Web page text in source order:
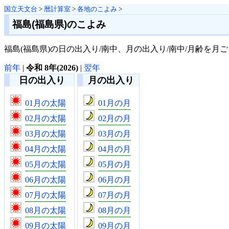
国立天文台 > 暦計算室 > 各地のこよみ >
福島(福島県)のこよみ
福島(福島県)の日の出入り/南中、月の出入り/南中/月齢を月ご
前年 | 令和 8年(2026) | 翌年
日の出入り
01月の太陽
02月の太陽
03月の太陽
04月の太陽
05月の太陽
06月の太陽
07月の太陽
08月の太陽
09月の太陽
月の出入り
01月の月
02月の月
03月の月
04月の月
05月の月
06月の月
07月の月
08月の月
09月の月